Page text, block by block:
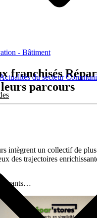
du secteur
- Bâtiment
franchisés
parcours
intègrent un collectif de
des trajectoires